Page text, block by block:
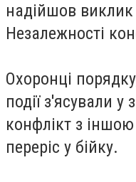
надійшов виклик
Незалежності
Охоронці
події з'ясували
конфлікт з
переріс у бійку.